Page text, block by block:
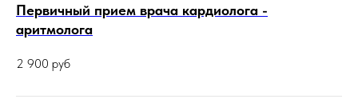
Первичный прием врача кардиолога -
аритмолога
2 900 руб